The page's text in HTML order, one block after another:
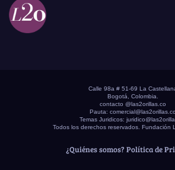
Calle 98a # 51-69 La
Bogotá, Colombia.
contacto @las2orillas.co
Pauta: comercial@las2orillas.co
Temas Juridicos:
Todos los derechos reservados. Fundación
¿Quiénes somos? Política de